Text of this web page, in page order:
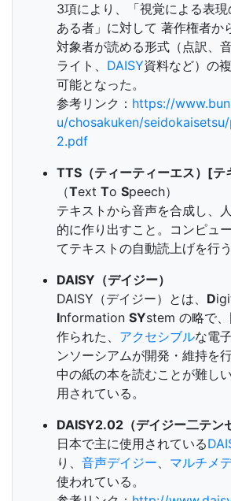
3項により、「視覚による表
ある者」に対して 著作権者か
対象者が読める形式（点訳、
ライト、 DAISY資料など）の
可能となった。
参考リンク： https://
u/chosakuken/seidokaisetsu/
2.pdf
TTS（ティーティーエス）[テ
（Text To Speech）
テキストから音声を合成し、
的に作り出すこと。コンピュ
てテキストの自動読上げを行う
DAISY（デイジー）
DAISY（デイジー）とは、 D
Information SYstem の略で
作られた、 アクセシブルな電
ンソーシアムが開発・維持を
中の紙の本を読むことが難し
用されている。
DAISY2.02（デイジー二テン
日本で主に使用されている
り、 音声デイジー、 マルチメ
使われている。